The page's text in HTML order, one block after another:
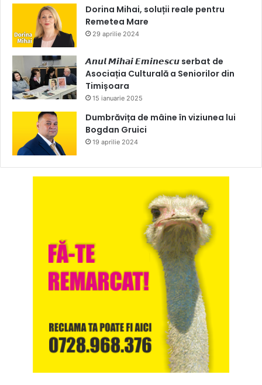
Dorina Mihai, soluții reale pentru
Remetea Mare
29 aprilie 2024
𝘼𝙣𝙪𝙡 𝙈𝙞𝙝𝙖𝙞 𝙀𝙢𝙞𝙣𝙚𝙨𝙘𝙪 serbat de
Asociația Culturală a Seniorilor din
Timișoara
15 ianuarie 2025
Dumbrăvița de mâine în viziunea lui
Bogdan Gruici
19 aprilie 2024